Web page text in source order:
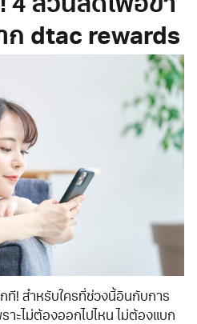
4 ส่วนลดเพื่อขา
ก dtac rewards
ที! สำหรับใครที่ช่วงนี้อินกับการ
าะไม่ต้องออกไปไหน ไม่ต้องแบก